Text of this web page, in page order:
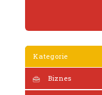
Kategorie
Biznes